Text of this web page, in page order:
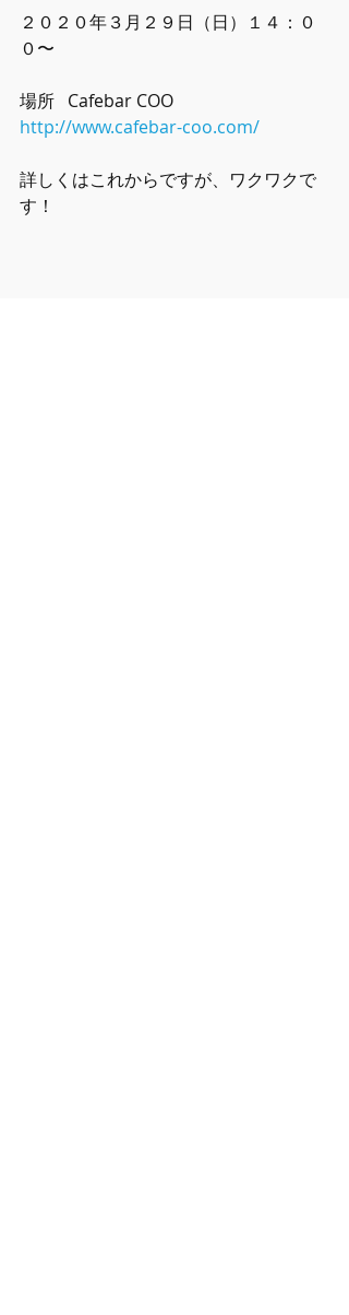
２０２０年３月２９日（日）１４：０
０〜
場所   Cafebar COO
http://www.cafebar-coo.com/
詳しくはこれからですが、ワクワクで
す！